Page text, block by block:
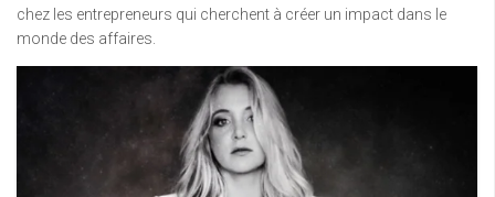
chez les entrepreneurs qui cherchent à créer un impact dans le
monde des affaires.